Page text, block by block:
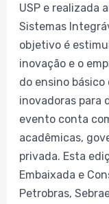
USP e realizada
Sistemas
objetivo é
inovação e o
do ensino
inovadoras para
evento conta
acadêmicas,
privada. Esta
Embaixada e
Petrobras,